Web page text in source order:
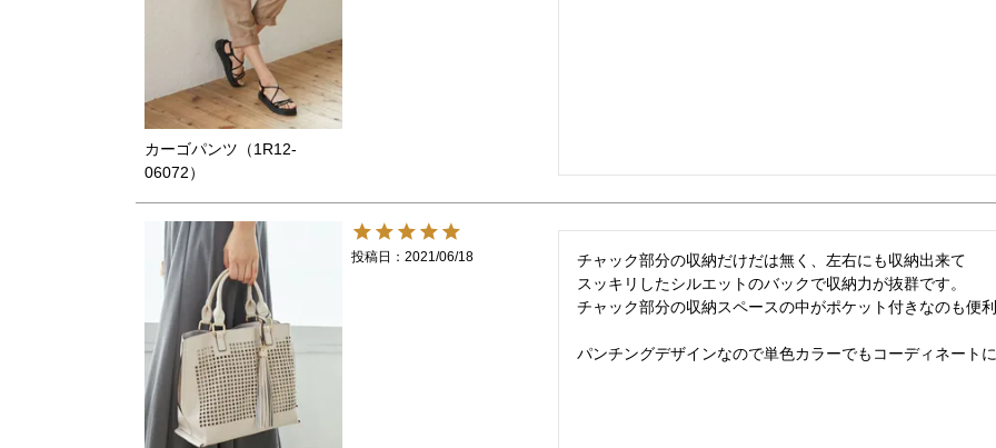
カーゴパンツ（1R12-
06072）
投稿日 2021/06/18
チャック部分の収納だけだは無く、左右にも収納出来て
スッキリしたシルエットのバックで収納力が抜群です。
チャック部分の収納スペースの中がポケット付きなのも便
パンチングデザインなので単色カラーでもコーディネート